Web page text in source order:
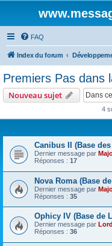
FAQ
Index du forum
Premiers Pas dans
Nouveau sujet
4
Canibus II (Base
Dernier message par
Réponses : 17
Nova Roma (Base
Dernier message par
Réponses : 35
Ophicy IV (Base de
Dernier message par
Réponses : 36